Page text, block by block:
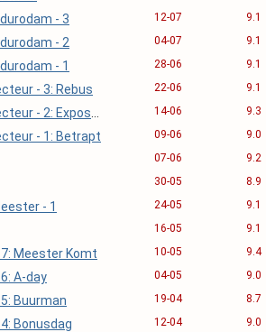
- 3 12-07 9.1
- 2 04-07 9.1
- 1 28-06 9.1
- 3: Rebus 22-06 9.1
14-06 9.3
- 1: Betrapt 09-06 9.0
07-06 9.2
30-05 8.9
- 1 24-05 9.1
16-05 9.1
Meester Komt 10-05 9.4
A-day 04-05 9.0
Buurman 19-04 8.7
Bonusdag 12-04 9.0